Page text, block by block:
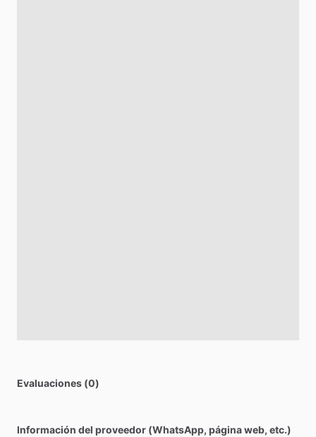
Evaluaciones (0)
Información del proveedor (WhatsApp, página web, etc.)